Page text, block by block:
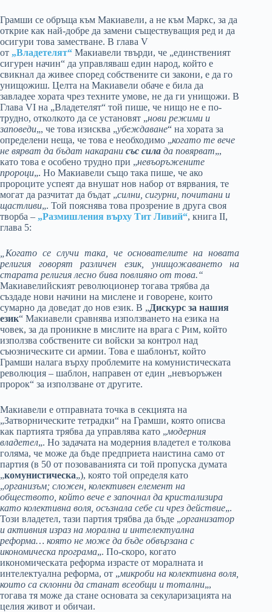
Грамши се обръща към Макиавели, а не към Маркс, за да
открие как най-добре да замени съществуващия ред и да
осигури това заместване. В глава V
от „Владетелят“ Макиавели твърди, че „единственият
сигурен начин“ да управляваш един народ, който е
свикнал да живее според собствените си закони, е да го
унищожиш. Целта на Макиавели обаче е била да
завладее хората чрез техните умове, не да ги унищожи. В
Глава VI на „Владетелят“ той пише, че нищо не е по-
трудно, отколкото да се установят „нови режими и
заповеди„, че това изисква „убеждаване“ на хората за
определени неща, че това е необходимо „когато те вече
не вярват да бъдат накарани със сила да повярват„,
като това е особено трудно при „невъоръжените
пророци„. Но Макиавели също така пише, че ако
пророците успеят да внушат нов набор от вярвания, те
могат да разчитат да бъдат „силни, сигурни, почитани и
щастливи„. Той пояснява това прозрение в друга своя
творба – „Размишления върху Тит Ливий“, книга II,
глава 5:
„Когато се случи така, че основателите на новата
религия говорят различен език, унищожаването на
старата религия лесно бива повлияно от това.“
Макиавелийският революционер тогава трябва да
създаде нови начини на мислене и говорене, които
сумарно да доведат до нов език. В „Дискурс за нашия
език“ Макиавели сравнява използването на езика на
човек, за да проникне в мислите на врага с Рим, който
използва собствените си войски за контрол над
съюзническите си армии. Това е шаблонът, който
Грамши налага върху проблемите на комунистическата
революция – шаблон, направен от един „невъоръжен
пророк“ за използване от другите.
Макиавели е отправната точка в секцията на
„Затворническите тетрадки“ на Грамши, която описва
как партията трябва да управлява като „модерния
владетел„. Но задачата на модерния владетел е толкова
голяма, че може да бъде предприета наистина само от
партия (в 50 от позоваванията си той пропуска думата
„комунистическа„), която той определя като
„организъм; сложен, колективен елемент на
обществото, който вече е започнал да кристализира
като колективна воля, осъзнала себе си чрез действие„.
Този владетел, тази партия трябва да бъде „организатор
и активния израз на морална и интелектуална
реформа… която не може да бъде обвързана с
икономическа програма„. По-скоро, когато
икономическата реформа израсте от моралната и
интелектуална реформа, от „микроби на колективна воля,
които са склонни да станат всеобщи и тотални„,
тогава тя може да стане основата за секуларизацията на
целия живот и обичаи.